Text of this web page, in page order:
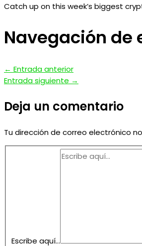
Catch up on this week’s biggest
Navegación de
← Entrada anterior
Entrada siguiente →
Deja un comentario
Tu dirección de correo electrónico
Escribe aquí...